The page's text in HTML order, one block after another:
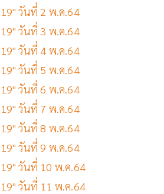
19" วันที่ 2 พ.ค.64
19" วันที่ 3 พ.ค.64
19" วันที่ 4 พ.ค.64
19" วันที่ 5 พ.ค.64
19" วันที่ 6 พ.ค.64
19" วันที่ 7 พ.ค.64
19" วันที่ 8 พ.ค.64
19" วันที่ 9 พ.ค.64
19" วันที่ 10 พ.ค.64
19" วันที่ 11 พ.ค.64